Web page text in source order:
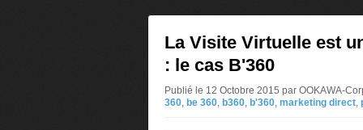
La Visite Virtuelle est
: le cas B'360
Publié le 12 Octobre 2015 par OOKAWA-
360, be 360, b360, b'360, marketing direct,